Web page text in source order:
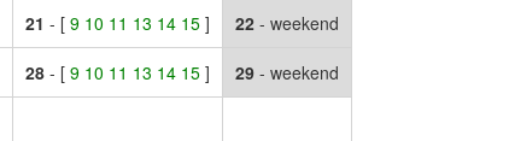
21 - [9 10 11 13 14 15] 22 - weekend
28 - [9 10 11 13 14 15] 29 - weekend